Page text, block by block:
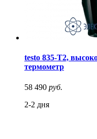
testo 835-T2,
термометр
58 490 руб.
2-2 дня